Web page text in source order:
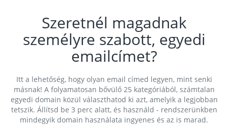
Szeretnél magadnak
személyre szabott, egyedi
emailcímet?
Itt a lehetőség, hogy olyan email címed legyen, mint senki
másnak! A folyamatosan bővülő 25 kategóriából, számtalan
egyedi domain közül választhatod ki azt, amelyik a legjobban
tetszik. Állítsd be 3 perc alatt, és használd - rendszerünkben
mindegyik domain használata ingyenes és az is marad.